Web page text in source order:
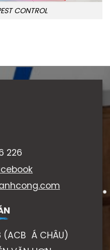
CONTROL
226
(ACB Á CHÂU)